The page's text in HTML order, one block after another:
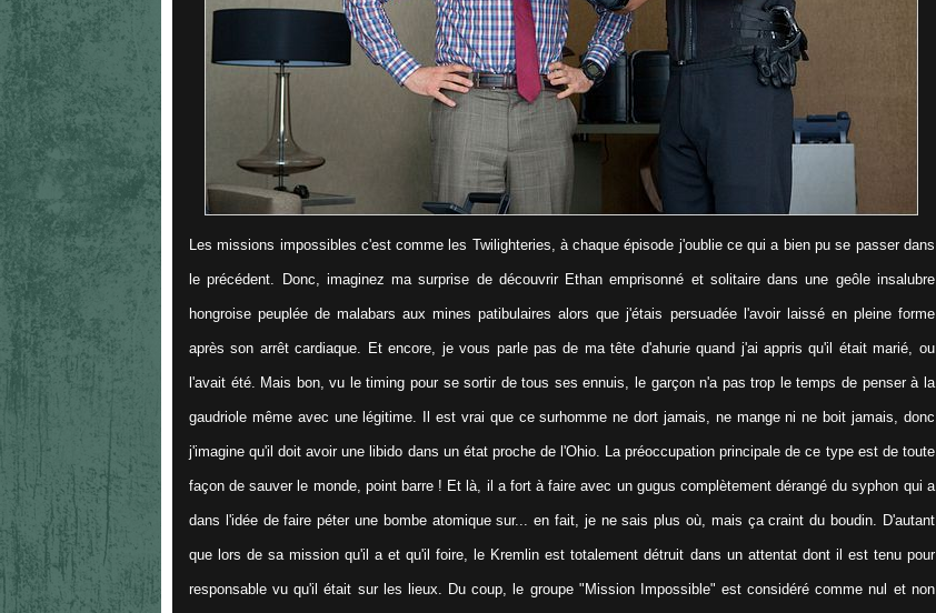
Les missions impossibles c'est comme les Twilighteries, à chaque épisode j'oublie ce qui a bien pu se passer dans
le précédent. Donc, imaginez ma surprise de découvrir Ethan emprisonné et solitaire dans une geôle insalubre
hongroise peuplée de malabars aux mines patibulaires alors que j'étais persuadée l'avoir laissé en pleine forme
après son arrêt cardiaque. Et encore, je vous parle pas de ma tête d'ahurie quand j'ai appris qu'il était marié, ou
l'avait été. Mais bon, vu le timing pour se sortir de tous ses ennuis, le garçon n'a pas trop le temps de penser à la
gaudriole même avec une légitime. Il est vrai que ce surhomme ne dort jamais, ne mange ni ne boit jamais, donc
j'imagine qu'il doit avoir une libido dans un état proche de l'Ohio. La préoccupation principale de ce type est de toute
façon de sauver le monde, point barre ! Et là, il a fort à faire avec un gugus complètement dérangé du syphon qui a
dans l'idée de faire péter une bombe atomique sur... en fait, je ne sais plus où, mais ça craint du boudin. D'autant
que lors de sa mission qu'il a et qu'il foire, le Kremlin est totalement détruit dans un attentat dont il est tenu pour
responsable vu qu'il était sur les lieux. Du coup, le groupe "Mission Impossible" est considéré comme nul et non